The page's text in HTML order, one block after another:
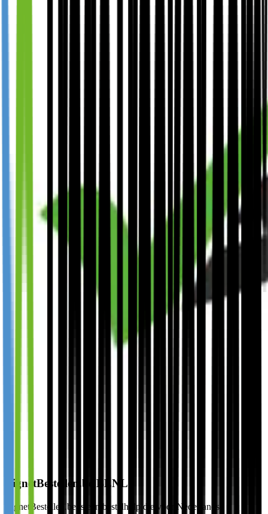
VignetBestellen.be BENL
VignetBestellen.be is een bestelhulp die voor Nederlandse